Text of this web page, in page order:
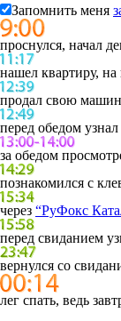
Запомнить меня
проснулся, начал
нашел квартиру,
продал свою
перед обедом
за обедом
познакомился с
через “РуФокс
перед свиданием
вернулся со
лег спать, ведь